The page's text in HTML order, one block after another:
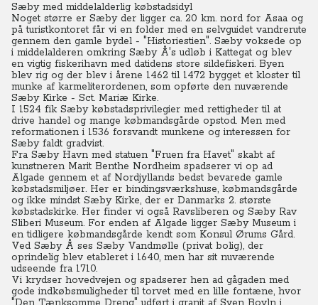
Sæby med middelalderlig købstadsidyl
Noget større er Sæby der ligger ca. 20 km. nord for Asaa og
på turistkontoret får vi en folder med en selvguidet vandrerute
gennem den gamle bydel - "Historiestien". Sæby voksede op
i middelalderen omkring Sæby Å's udløb i Kattegat og blev
en vigtig fiskerihavn med datidens store sildefiskeri. Byen
blev rig og der blev i årene 1462 til 1472 bygget et kloster til
munke af karmeliterordenen, som opførte den nuværende
Sæby Kirke - Sct. Mariæ Kirke.
I 1524 fik Sæby købstadsprivilegier med rettigheder til at
drive handel og mange købmandsgårde opstod. Men med
reformationen i 1536 forsvandt munkene og interessen for
Sæby faldt gradvist.
Fra Sæby Havn med statuen "Fruen fra Havet" skabt af
kunstneren Marit Benthe Nordheim spadserer vi op ad
Algade gennem et af Nordjyllands bedst bevarede gamle
købstadsmiljøer. Her er bindingsværkshuse, købmandsgårde
og ikke mindst Sæby Kirke, der er Danmarks 2. største
købstadskirke. Her finder vi også Ravsliberen og Sæby Rav
Sliberi Museum. For enden af Algade ligger Sæby Museum i
en tidligere købmandsgårde kendt som Konsul Ørums Gård.
Ved Sæby Å ses Sæby Vandmølle (privat bolig), der
oprindelig blev etableret i 1640, men har sit nuværende
udseende fra 1710.
Vi krydser hovedvejen og spadserer hen ad gågaden med
gode indkøbsmuligheder til torvet med en lille fontæne, hvor